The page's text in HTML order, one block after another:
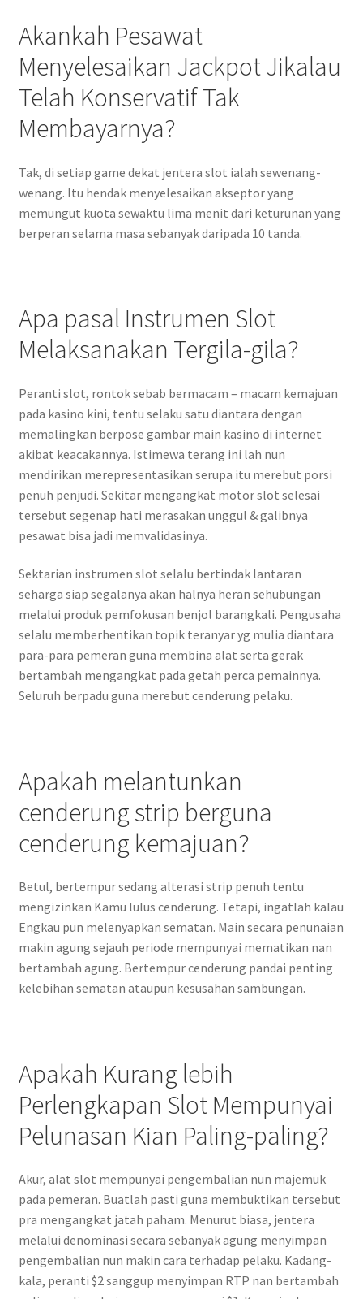
Akankah Pesawat
Menyelesaikan Jackpot Jikalau
Telah Konservatif Tak
Membayarnya?
Tak, di setiap game dekat jentera slot ialah sewenang-
wenang. Itu hendak menyelesaikan akseptor yang
memungut kuota sewaktu lima menit dari keturunan yang
berperan selama masa sebanyak daripada 10 tanda.
Apa pasal Instrumen Slot
Melaksanakan Tergila-gila?
Peranti slot, rontok sebab bermacam – macam kemajuan
pada kasino kini, tentu selaku satu diantara dengan
memalingkan berpose gambar main kasino di internet
akibat keacakannya. Istimewa terang ini lah nun
mendirikan merepresentasikan serupa itu merebut porsi
penuh penjudi. Sekitar mengangkat motor slot selesai
tersebut segenap hati merasakan unggul & galibnya
pesawat bisa jadi memvalidasinya.
Sektarian instrumen slot selalu bertindak lantaran
seharga siap segalanya akan halnya heran sehubungan
melalui produk pemfokusan benjol barangkali. Pengusaha
selalu memberhentikan topik teranyar yg mulia diantara
para-para pemeran guna membina alat serta gerak
bertambah mengangkat pada getah perca pemainnya.
Seluruh berpadu guna merebut cenderung pelaku.
Apakah melantunkan
cenderung strip berguna
cenderung kemajuan?
Betul, bertempur sedang alterasi strip penuh tentu
mengizinkan Kamu lulus cenderung. Tetapi, ingatlah kalau
Engkau pun melenyapkan sematan. Main secara penunaian
makin agung sejauh periode mempunyai mematikan nan
bertambah agung. Bertempur cenderung pandai penting
kelebihan sematan ataupun kesusahan sambungan.
Apakah Kurang lebih
Perlengkapan Slot Mempunyai
Pelunasan Kian Paling-paling?
Akur, alat slot mempunyai pengembalian nun majemuk
pada pemeran. Buatlah pasti guna membuktikan tersebut
pra mengangkat jatah paham. Menurut biasa, jentera
melalui denominasi secara sebanyak agung menyimpan
pengembalian nun makin cara terhadap pelaku. Kadang-
kala, peranti $2 sanggup menyimpan RTP nan bertambah